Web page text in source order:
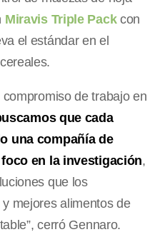
Miravis Triple Packcon
el estándar en el
de trabajo en
que cada
una compañía de
en la investigación,
que los
mejores alimentos de
cerró Gennaro.